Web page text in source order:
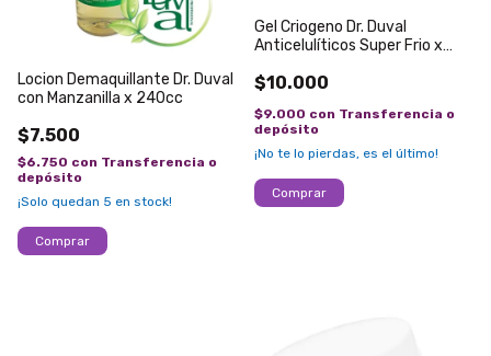
Locion Demaquillante Dr. Duval
con Manzanilla x 240cc
$7.500
$6.750 con Transferencia o
depósito
¡Solo quedan 5 en stock!
Gel Criogeno Dr. Duval
Anticelulíticos Super Frio x
$10.000
$9.000 con Transferencia o
depósito
¡No te lo pierdas, es el último!